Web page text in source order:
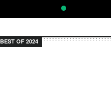
BEST OF 2024